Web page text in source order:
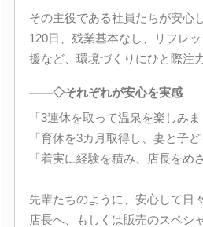
その主役である社員たちが安心
120日、残業基本なし、リフレ
援など、環境づくりにひと際注
――◇それぞれが安心を実感
「3連休を取って温泉を楽しみま
「育休を3カ月取得し、妻と子
「着実に経験を積み、店長をめ
先輩たちのように、安心して日
店長へ、もしくは販売のスペシ